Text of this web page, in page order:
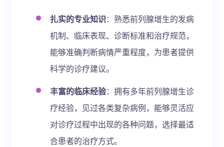
扎实的专业知识：熟悉前列腺增生的发病
机制、临床表现、诊断标准和治疗规范，
能够准确判断病情严重程度，为患者提供
科学的诊疗建议。
丰富的临床经验：拥有多年前列腺增生诊
疗经验，见过各类复杂病例，能够灵活应
对诊疗过程中出现的各种问题，选择最适
合患者的治疗方式。